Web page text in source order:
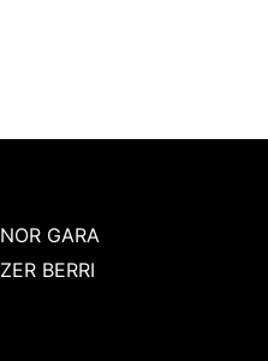
NOR GARA
ZER BERRI